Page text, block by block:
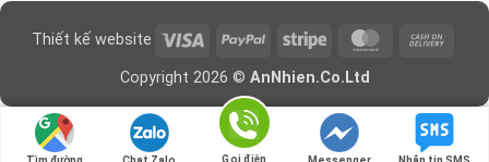
Thiết kế website Visa PayPal Stripe MasterCard
Copyright 2026 © AnNhien.Co.Ltd
Gọi điện